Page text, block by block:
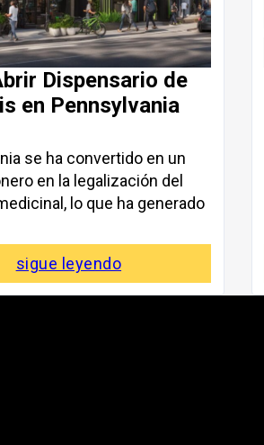
Dispensario de
en Pennsylvania
se ha convertido en un
en la legalización del
lo que ha generado
sigue leyendo